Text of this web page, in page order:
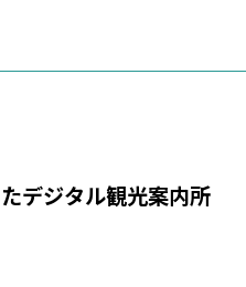
デジタル観光案内所